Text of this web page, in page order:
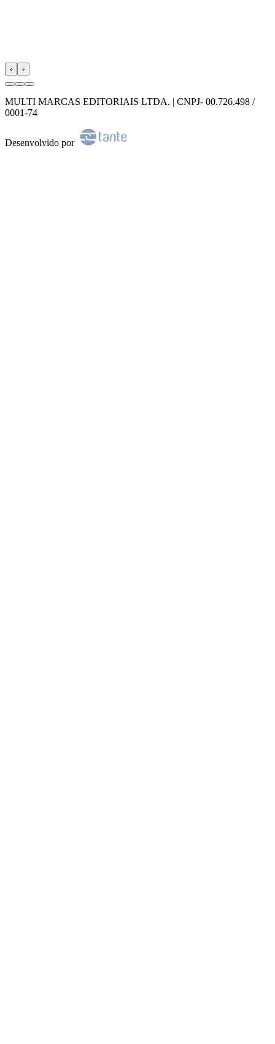
‹ ›
MULTI MARCAS EDITORIAIS LTDA. | CNPJ- 00.726.498 /
0001-74
Desenvolvido por